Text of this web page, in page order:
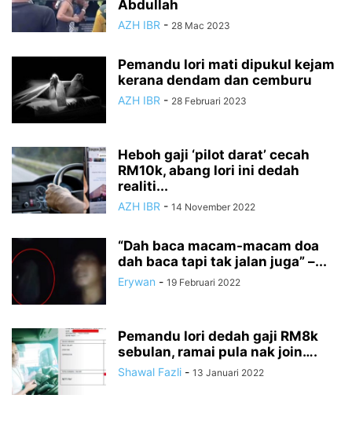
Abdullah
AZH IBR - 28 Mac 2023
Pemandu lori mati dipukul kejam
kerana dendam dan cemburu
AZH IBR - 28 Februari 2023
Heboh gaji ‘pilot darat’ cecah
RM10k, abang lori ini dedah
realiti...
AZH IBR - 14 November 2022
“Dah baca macam-macam doa
dah baca tapi tak jalan juga” –...
Erywan - 19 Februari 2022
Pemandu lori dedah gaji RM8k
sebulan, ramai pula nak join….
Shawal Fazli - 13 Januari 2022